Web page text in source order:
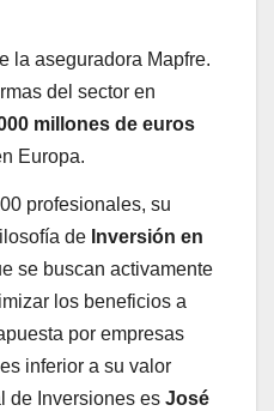
la aseguradora Mapfre.
del sector en
millones de euros
Europa.
profesionales, su
de Inversión en
se buscan activamente
los beneficios a
por empresas
inferior a su valor
de Inversiones es José